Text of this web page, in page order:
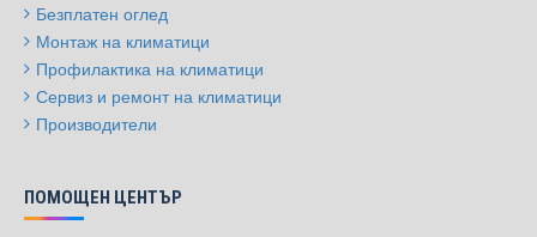
Безплатен оглед
Монтаж на климатици
Профилактика на климатици
Сервиз и ремонт на климатици
Производители
ПОМОЩЕН ЦЕНТЪР